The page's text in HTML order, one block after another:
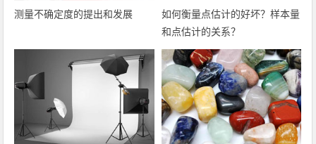
测量不确定度的提出和发展
如何衡量点估计的好坏？样本量
和点估计的关系？